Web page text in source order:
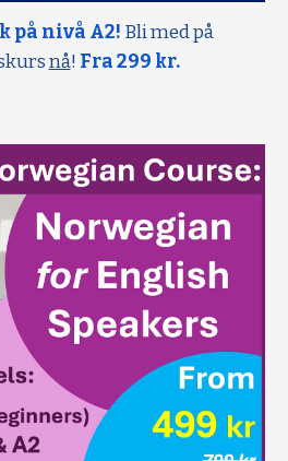
på nivå A2! Bli med på
nå! Fra 299 kr.